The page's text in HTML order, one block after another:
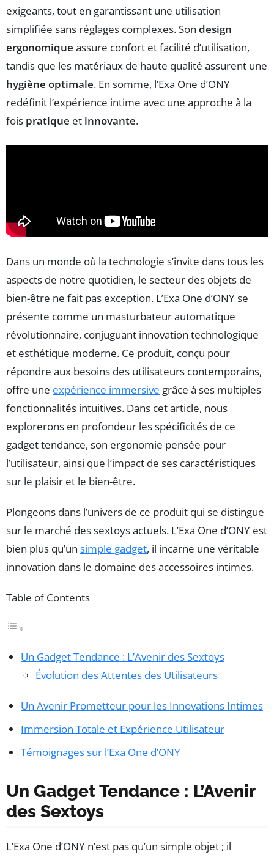
exigeants, tout en garantissant une utilisation
simplifiée sans réglages complexes. Son design
ergonomique assure confort et facilité d’utilisation,
tandis que les matériaux de haute qualité assurent une
hygiène optimale. En somme, l’Exa One d’ONY
redéfinit l’expérience intime avec une approche à la
fois pratique et innovante.
Dans un monde où la technologie s’invite dans tous les
aspects de notre quotidien, le secteur des objets de
bien-être ne fait pas exception. L’Exa One d’ONY se
présente comme un masturbateur automatique
révolutionnaire, conjuguant innovation technologique
et esthétique moderne. Ce produit, conçu pour
répondre aux besoins des utilisateurs contemporains,
offre une expérience immersive grâce à ses multiples
fonctionnalités intuitives. Dans cet article, nous
explorerons en profondeur les spécificités de ce
gadget tendance, son ergonomie pensée pour
l’utilisateur, ainsi que l’impact de ses caractéristiques
sur le plaisir et le bien-être.
Plongeons dans l’univers de ce produit qui se distingue
sur le marché des sextoys actuels. L’Exa One d’ONY est
bien plus qu’un simple gadget, il incarne une véritable
innovation dans le domaine des accessoires intimes.
Table of Contents
Un Gadget Tendance : L’Avenir des Sextoys
Évolution des Attentes des Utilisateurs
Un Avenir Prometteur pour les Innovations Intimes
Immersion Totale et Expérience Utilisateur
Témoignages sur l’Exa One d’ONY
Un Gadget Tendance : L’Avenir
des Sextoys
L’Exa One d’ONY n’est pas qu’un simple objet ; il